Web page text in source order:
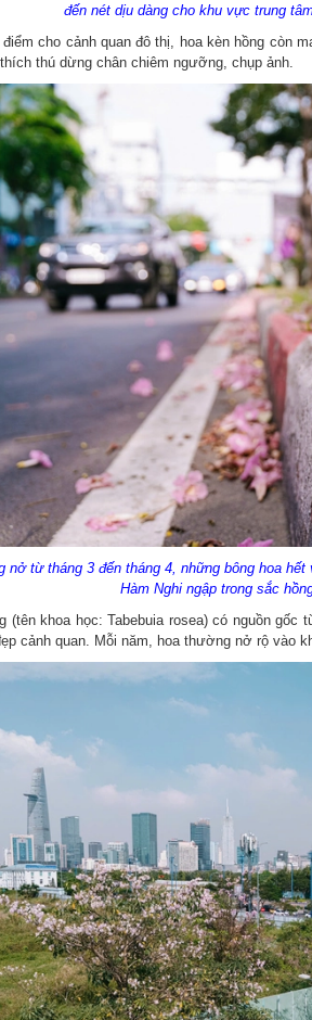
đến nét dịu dàng cho khu vực trung
điểm cho cảnh quan đô thị, hoa kèn hồng còn
thú dừng chân chiêm ngưỡng, chụp ảnh.
nở từ tháng 3 đến tháng 4, những bông hoa
Hàm Nghi ngập trong sắc
(tên khoa học: Tabebuia rosea) có nguồn
cảnh quan. Mỗi năm, hoa thường nở rộ vào